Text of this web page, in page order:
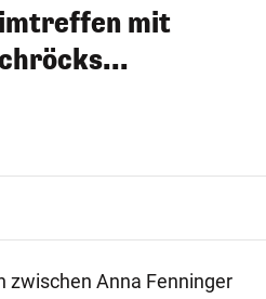
mit
zwischen Anna Fenninger